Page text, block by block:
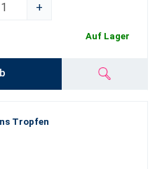
+
Auf Lager
Tropfen